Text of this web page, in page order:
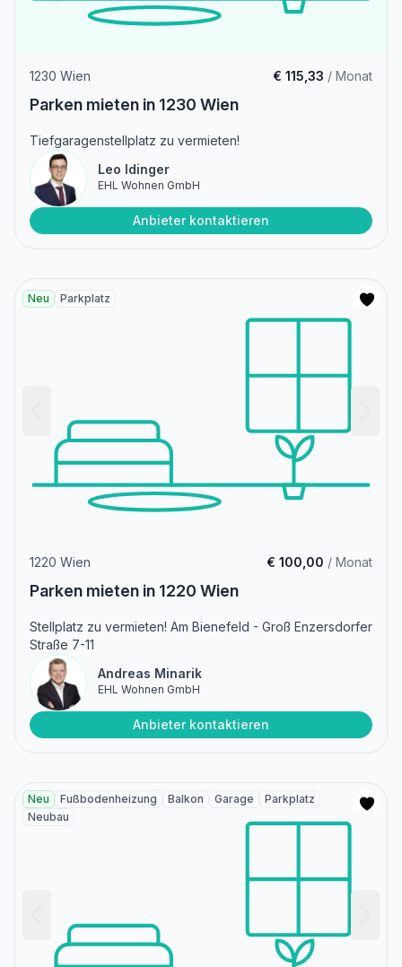
1230 Wien € 115,33 / Monat
Parken mieten in 1230 Wien
Tiefgaragenstellplatz zu vermieten!
Leo Idinger
EHL Wohnen GmbH
Anbieter kontaktieren
Neu Parkplatz
1220 Wien € 100,00 / Monat
Parken mieten in 1220 Wien
Stellplatz zu vermieten! Am Bienefeld - Groß Enzersdorfer
Straße 7-11
Andreas Minarik
EHL Wohnen GmbH
Anbieter kontaktieren
Neu Fußbodenheizung Balkon Garage
Parkplatz
Neubau